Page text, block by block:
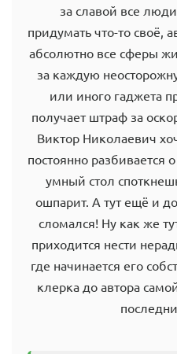
за славой все
придумать что-то своё,
абсолютно все сферы
за каждую
или иного гаджета
получает штраф за
Виктор Николаевич
постоянно разбивается
умный стол
ошпарит. А тут ещё и
сломался! Ну как же
приходится нести
где начинается его
клерка до автора